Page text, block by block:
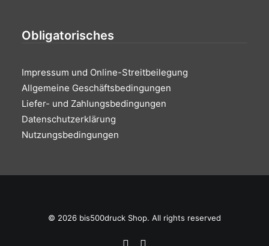
Obligatorisches
Impressum und Online-Streitbeilegung
Allgemeine Geschäftsbedingungen
Liefer- und Zahlungsbedingungen
Datenschutzerklärung
Nutzungsbedingungen
© 2026 bis500druck Shop. All rights reserved